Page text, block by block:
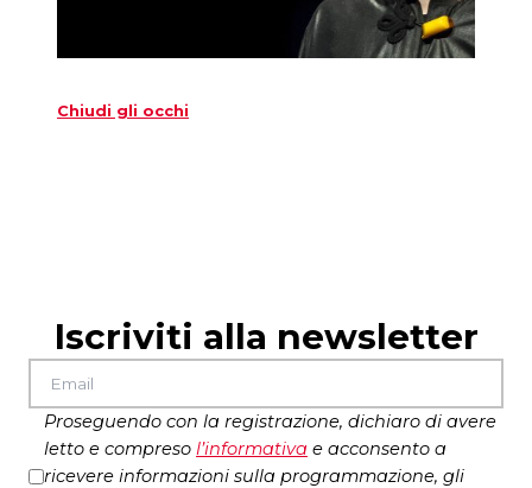
Chiudi gli occhi
Iscriviti alla newsletter
Proseguendo con la registrazione, dichiaro di avere
letto e compreso l’informativa e acconsento a
ricevere informazioni sulla programmazione, gli